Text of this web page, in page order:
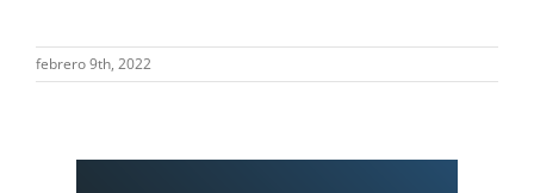
febrero 9th, 2022